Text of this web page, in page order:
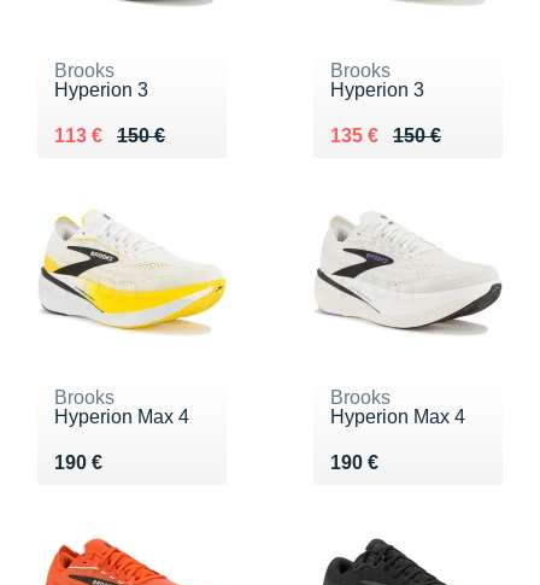
Brooks
Hyperion 3
150 €
Au lieu de 150 €
113 €
Vendu 113 €
Brooks
Hyperion 3
150 €
Au lieu de 150 €
135 €
Vendu 135 €
Brooks
Hyperion Max 4
190 €
Vendu 190 €
Brooks
Hyperion Max 4
190 €
Vendu 190 €